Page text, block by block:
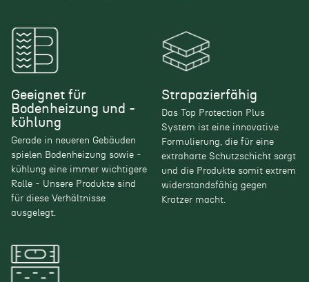
Geeignet für
Bodenheizung und -
kühlung
Gerade in neueren Gebäuden
spielen Bodenheizung sowie -
kühlung eine immer wichtigere
Rolle - Unsere Produkte sind
für diese Verhältnisse
ausgelegt.
Strapazierfähig
Das Top Protection Plus
System ist eine innovative
Formulierung, die für eine
extraharte Schutzschicht sorgt
und die Produkte somit extrem
widerstandsfähig gegen
Kratzer macht.